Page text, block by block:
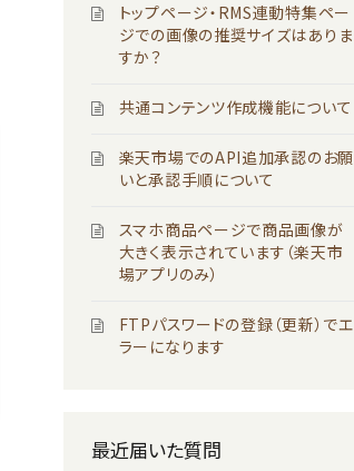
トップページ・RMS連動特集ペー
ジでの画像の推奨サイズはありま
すか？
共通コンテンツ作成機能について
楽天市場でのAPI追加承認のお願
いと承認手順について
スマホ商品ページで商品画像が
大きく表示されています（楽天市
場アプリのみ）
FTPパスワードの登録（更新）でエ
ラーになります
最近届いた質問